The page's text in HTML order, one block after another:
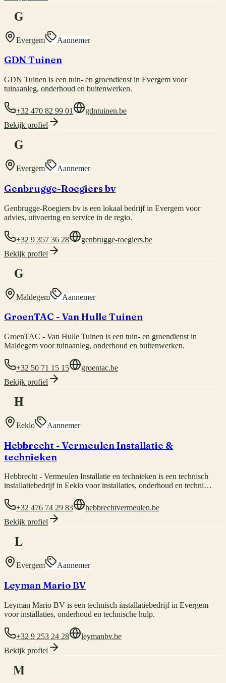
G
Evergem Aannemer
GDN Tuinen
GDN Tuinen is een tuin- en groendienst in Evergem voor
tuinaanleg, onderhoud en buitenwerken.
+32 470 82 99 01
gdntuinen.be
Bekijk profiel
G
Evergem Aannemer
Genbrugge-Roegiers bv
Genbrugge-Roegiers bv is een lokaal bedrijf in Evergem voor
advies, uitvoering en service in de regio.
+32 9 357 36 28
genbrugge-roegiers.be
Bekijk profiel
G
Maldegem Aannemer
GroenTAC - Van Hulle Tuinen
GroenTAC - Van Hulle Tuinen is een tuin- en groendienst in
Maldegem voor tuinaanleg, onderhoud en buitenwerken.
+32 50 71 15 15
groentac.be
Bekijk profiel
H
Eeklo Aannemer
Hebbrecht - Vermeulen Installatie &
technieken
Hebbrecht - Vermeulen Installatie en technieken is een technisch
installatiebedrijf in Eeklo voor installaties, onderhoud en techni…
+32 476 74 29 83
hebbrechtvermeulen.be
Bekijk profiel
L
Evergem Aannemer
Leyman Mario BV
Leyman Mario BV is een technisch installatiebedrijf in Evergem
voor installaties, onderhoud en technische hulp.
+32 9 253 24 28
leymanbv.be
Bekijk profiel
M